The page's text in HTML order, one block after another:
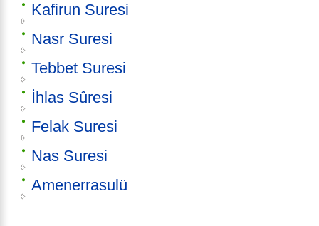
Kafirun Suresi
Nasr Suresi
Tebbet Suresi
İhlas Sûresi
Felak Suresi
Nas Suresi
Amenerrasulü